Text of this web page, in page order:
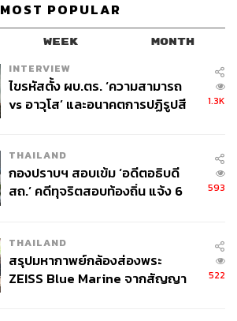
MOST POPULAR
WEEK MONTH
INTERVIEW
ไขรหัสตั้ง ผบ.ตร. ‘ความสามารถ
vs อาวุโส’ และอนาคตการปฏิรูปสี
1.3K
THAILAND
กองปราบฯ สอบเข้ม ‘อดีตอธิบดี
สถ.’ คดีทุจริตสอบท้องถิ่น แจ้ง 6
593
THAILAND
สรุปมหากาพย์กล้องส่องพระ
ZEISS Blue Marine จากสัญญา
522